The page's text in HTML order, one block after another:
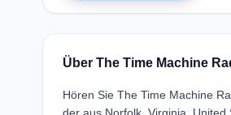
Über The Time Machine
Hören Sie The Time Machine